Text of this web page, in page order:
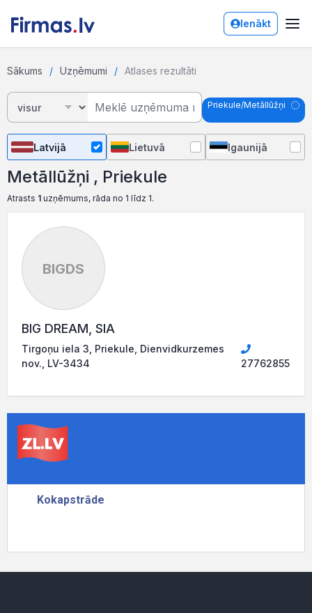
Ienākt
Sākums Uzņēmumi Atlases rezultāti
Priekule/Metāllūžņi
Latvijā Lietuvā Igaunijā
Metāllūžņi , Priekule
Atrasts 1 uzņēmums, rāda no 1 līdz 1.
BIGDS
BIG DREAM, SIA
Tirgoņu iela 3, Priekule, Dienvidkurzemes
nov., LV-3434
27762855